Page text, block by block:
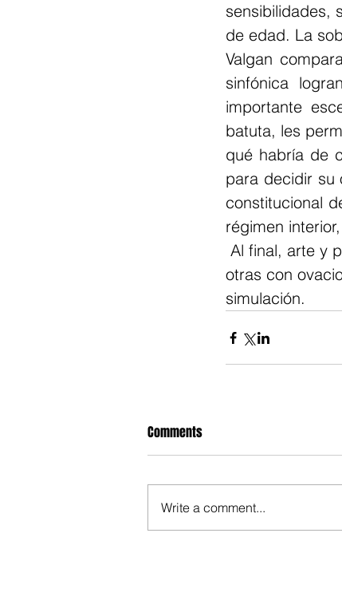
sensibilidades,
de edad. La
Valgan
sinfónica
importante
batuta, les
qué habría de
para decidir su
constitucional
régimen
Al final, arte y
otras con
simulación.
Comments
Write a comment...